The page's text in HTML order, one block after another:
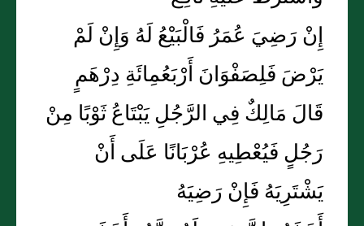
إِنْ رَضِيَ عُمَرُ فَالْبَيْعُ لَهُ وَإِنْ لَمْ
يَرْضَ فَلِصَفْوَانَ أَرْبَعُمِائَةِ دِرْهَمٍ
قَالَ مَالِكٌ فِي الرَّجُلِ يَبْتَاعُ ثَوْبًا مِنْ
رَجُلٍ فَيُعْطِيهِ عُرْبَانًا عَلَى أَنْ
يَشْتَرِيَهُ فَإِنْ رَضِيَهُ